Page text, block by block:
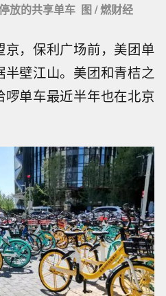
放的共享单车 图 / 燃财经
，保利广场前，美团单
壁江山。美团和青桔之
单车最近半年也在北京